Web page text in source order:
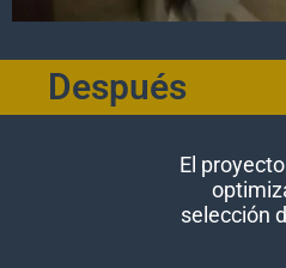
Después
El
selección